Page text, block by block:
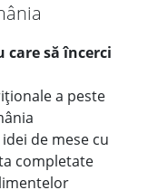
care să încerci
a peste
de mese cu
completate